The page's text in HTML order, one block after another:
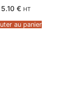
5.10 € HT
au panier